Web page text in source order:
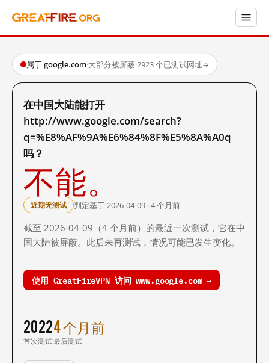
属于 google.com·大部分被屏蔽·2923 个已测试网址→
在中国大陆能打开
http://www.google.com/search?
q=%E8%AF%9A%E6%84%8F%E5%8A%A0q
吗？
不能。
近期无测试 判定基于 2026-04-09 · 4 个月前
截至 2026-04-09（4 个月前）的最近一次测试，它在中
国大陆被屏蔽。此后未再测试，情况可能已发生变化。
使用 GreatFireVPN 访问 www.google.com →
2022
首次测试
4 个月前
最后测试